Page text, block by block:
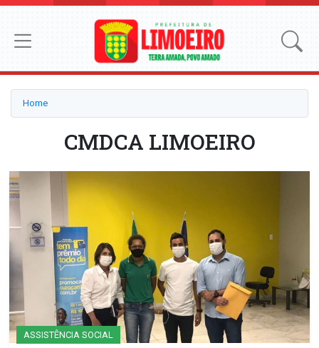
Home
CMDCA LIMOEIRO
ASSISTÊNCIA SOCIAL